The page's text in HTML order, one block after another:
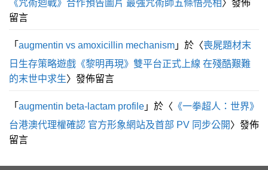
《咒術迴戰》合作預告圖片 最強咒術師五條悟亮相〉發佈
留言
「 augmentin vs amoxicillin mechanism 」於〈喪屍題材末
日生存策略遊戲《黎明再現》雙平台正式上線 在殘酷艱難
的末世中求生〉發佈留言
「 augmentin beta‑lactam profile 」於〈 《一拳超人：世界》
台港澳代理權確認 官方形象網站及首部 PV 同步公開〉發佈
留言